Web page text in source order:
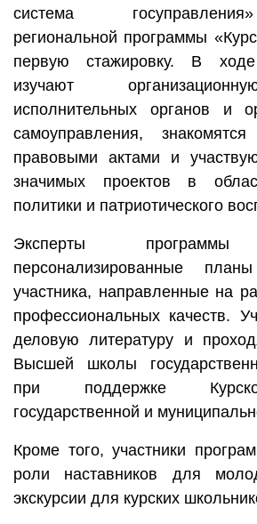
система
региональной программы
первую стажировку. В
изучают
исполнительных органов и
самоуправления,
правовыми актами и
значимых проектов в
политики и патриотического
Эксперты программы
персонализированные
участника, направленные на
профессиональных качеств.
деловую литературу и
Высшей школы
при поддержке
государственной и
Кроме того, участники
роли наставников для
экскурсии для курских